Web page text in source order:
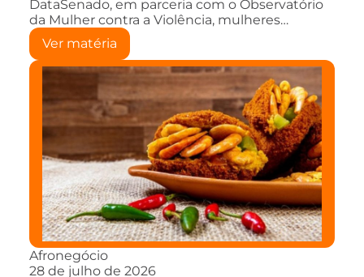
DataSenado, em parceria com o Observatório
da Mulher contra a Violência, mulheres…
Ver matéria
Afronegócio
28 de julho de 2026